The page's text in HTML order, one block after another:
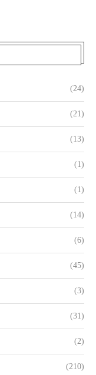
(24)
(21)
(13)
(1)
(1)
(14)
(6)
(45)
(3)
(31)
(2)
(210)